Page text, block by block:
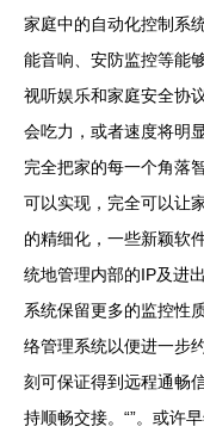
家庭中的自动化控制系
能音响、安防监控等能
视听娱乐和家庭安全协
会吃力，或者速度将明
完全把家的每一个角落
可以实现，完全可以让
的精细化，一些新颖软
统地管理内部的IP及进
系统保留更多的监控性
络管理系统以便进一步
刻可保证得到远程通畅
持顺畅交接。“”。或许